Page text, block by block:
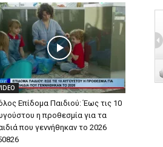
Επίδομα Παιδιού: Έως τις 10
η προθεσμία για τα
που γεννήθηκαν το 2026